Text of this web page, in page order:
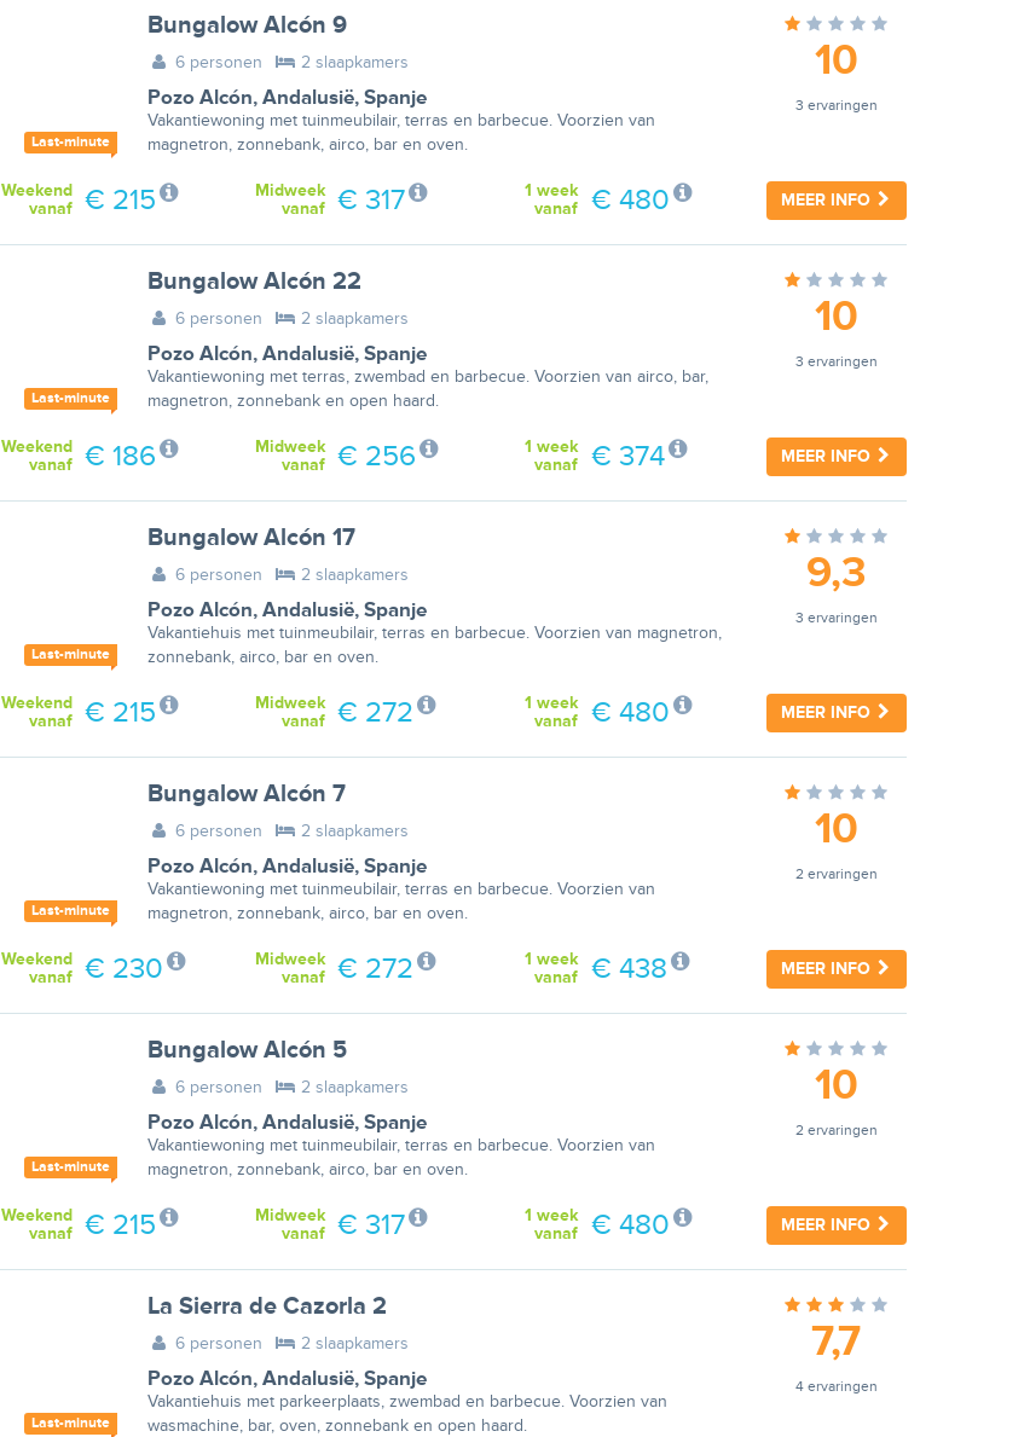
Last-minute
Bungalow Alcón 9
6 personen 2 slaapkamers
Pozo Alcón, Andalusië, Spanje
Vakantiewoning met tuinmeubilair, terras en barbecue. Voorzien van
magnetron, zonnebank, airco, bar en oven.
10
3 ervaringen
MEER INFO
1 week
vanaf
€ 480
Midweek
vanaf
€ 317
Weekend
vanaf
€ 215
Last-minute
Bungalow Alcón 22
6 personen 2 slaapkamers
Pozo Alcón, Andalusië, Spanje
Vakantiewoning met terras, zwembad en barbecue. Voorzien van airco, bar,
magnetron, zonnebank en open haard.
10
3 ervaringen
MEER INFO
1 week
vanaf
€ 374
Midweek
vanaf
€ 256
Weekend
vanaf
€ 186
Last-minute
Bungalow Alcón 17
6 personen 2 slaapkamers
Pozo Alcón, Andalusië, Spanje
Vakantiehuis met tuinmeubilair, terras en barbecue. Voorzien van magnetron,
zonnebank, airco, bar en oven.
9,3
3 ervaringen
MEER INFO
1 week
vanaf
€ 480
Midweek
vanaf
€ 272
Weekend
vanaf
€ 215
Last-minute
Bungalow Alcón 7
6 personen 2 slaapkamers
Pozo Alcón, Andalusië, Spanje
Vakantiewoning met tuinmeubilair, terras en barbecue. Voorzien van
magnetron, zonnebank, airco, bar en oven.
10
2 ervaringen
MEER INFO
1 week
vanaf
€ 438
Midweek
vanaf
€ 272
Weekend
vanaf
€ 230
Last-minute
Bungalow Alcón 5
6 personen 2 slaapkamers
Pozo Alcón, Andalusië, Spanje
Vakantiewoning met tuinmeubilair, terras en barbecue. Voorzien van
magnetron, zonnebank, airco, bar en oven.
10
2 ervaringen
MEER INFO
1 week
vanaf
€ 480
Midweek
vanaf
€ 317
Weekend
vanaf
€ 215
Last-minute
La Sierra de Cazorla 2
6 personen 2 slaapkamers
Pozo Alcón, Andalusië, Spanje
Vakantiehuis met parkeerplaats, zwembad en barbecue. Voorzien van
wasmachine, bar, oven, zonnebank en open haard.
7,7
4 ervaringen